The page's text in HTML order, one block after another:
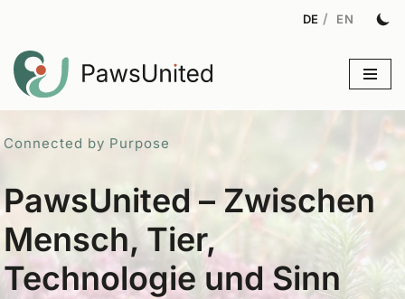
Zum
Inhalt
Connected by Purpose
PawsUnited – Zwischen
Mensch, Tier,
Technologie und Sinn